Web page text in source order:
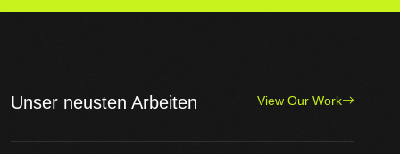
Unser neusten Arbeiten View Our Work